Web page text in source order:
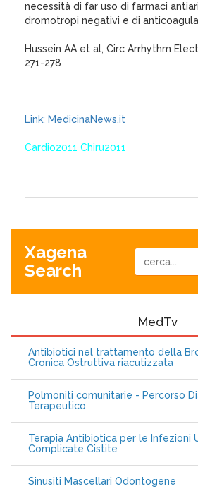
necessità di far uso di farmaci
dromotropi negativi e di
Hussein AA et al, Circ Arrhythm
271-278
Link: MedicinaNews.it
Cardio2011 Chiru2011
Xagena
Search
MedTv
Antibiotici nel trattamento della
Cronica Ostruttiva riacutizzata
Polmoniti comunitarie - Percorso
Terapeutico
Terapia Antibiotica per le Infezioni
Complicate Cistite
Sinusiti Mascellari Odontogene